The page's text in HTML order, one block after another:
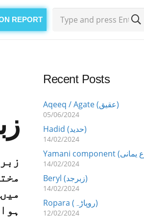
REPORT
Recent Posts
Aqeeq / Agate (عقیق)
05/06/2024
Hadid (حدید)
14/02/2024
14/02/2024
Beryl (زبرجد)
14/02/2024
Ropara (روپاڑہ)
12/02/2024